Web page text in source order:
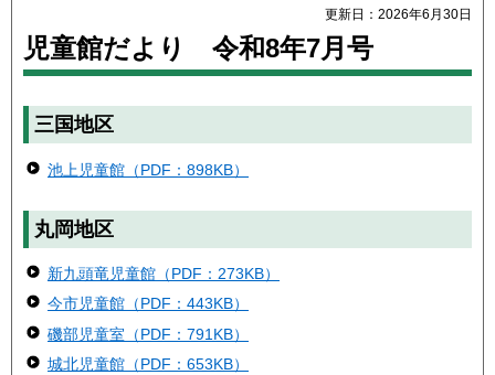
更新日：2026年6月30日
児童館だより 令和8年7月号
三国地区
池上児童館（PDF：898KB）
丸岡地区
新九頭竜児童館（PDF：273KB）
今市児童館（PDF：443KB）
磯部児童室（PDF：791KB）
城北児童館（PDF：653KB）